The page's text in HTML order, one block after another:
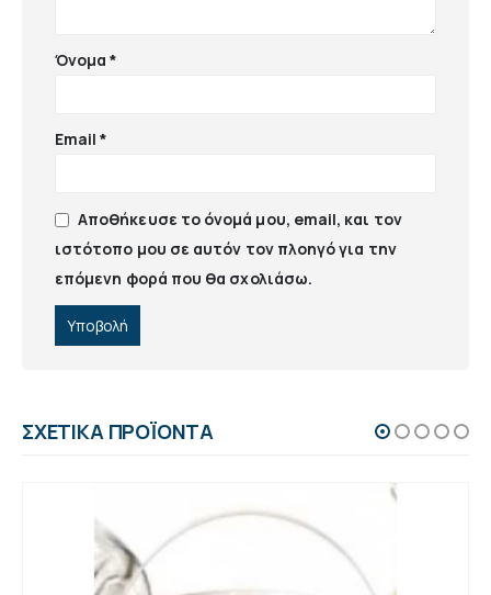
Όνομα*
Email*
Αποθήκευσε το όνομά μου, email, και τον
ιστότοπο μου σε αυτόν τον πλοηγό για την
επόμενη φορά που θα σχολιάσω.
ΣΧΕΤΙΚΆ ΠΡΟΪΌΝΤΑ